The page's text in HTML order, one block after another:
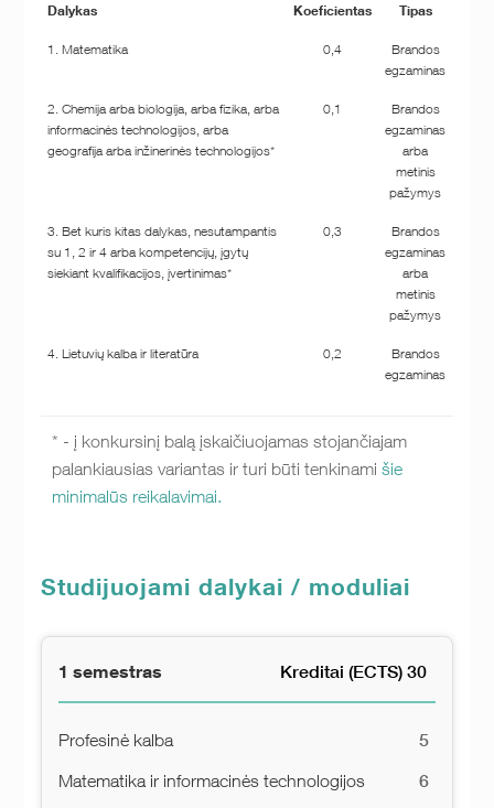
Dalykas Koeficientas Tipas
1. Matematika 0,4
Brandos
egzaminas
2. Chemija arba biologija, arba fizika, arba
informacinės technologijos, arba
geografija arba inžinerinės technologijos*
0,1
Brandos
egzaminas
arba
metinis
pažymys
3. Bet kuris kitas dalykas, nesutampantis
su 1, 2 ir 4 arba kompetencijų, įgytų
siekiant kvalifikacijos, įvertinimas*
0,3
Brandos
egzaminas
arba
metinis
pažymys
4. Lietuvių kalba ir literatūra 0,2
Brandos
egzaminas
* - į konkursinį balą įskaičiuojamas stojančiajam
palankiausias variantas ir turi būti tenkinamišie
minimalūs reikalavimai.
Studijuojami dalykai / moduliai
1 semestras Kreditai (ECTS) 30
Profesinė kalba 5
Matematika ir informacinės technologijos 6